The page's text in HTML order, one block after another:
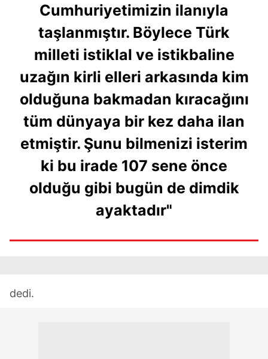
Cumhuriyetimizin ilanıyla
taşlanmıştır. Böylece Türk
milleti istiklal ve istikbaline
uzağın kirli elleri arkasında kim
olduğuna bakmadan kıracağını
tüm dünyaya bir kez daha ilan
etmiştir. Şunu bilmenizi isterim
ki bu irade 107 sene önce
olduğu gibi bugün de dimdik
ayaktadır"
dedi.